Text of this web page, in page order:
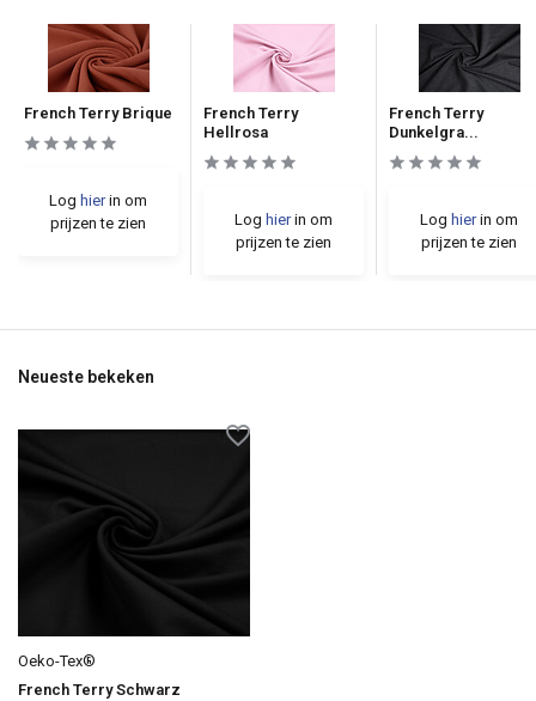
French Terry Brique
Log hierin om
prijzen te zien
French Terry
Hellrosa
Log hierin om
prijzen te zien
French Terry
Dunkelgra...
Log hierin om
prijzen te zien
Neueste bekeken
Oeko-Tex®
French Terry Schwarz